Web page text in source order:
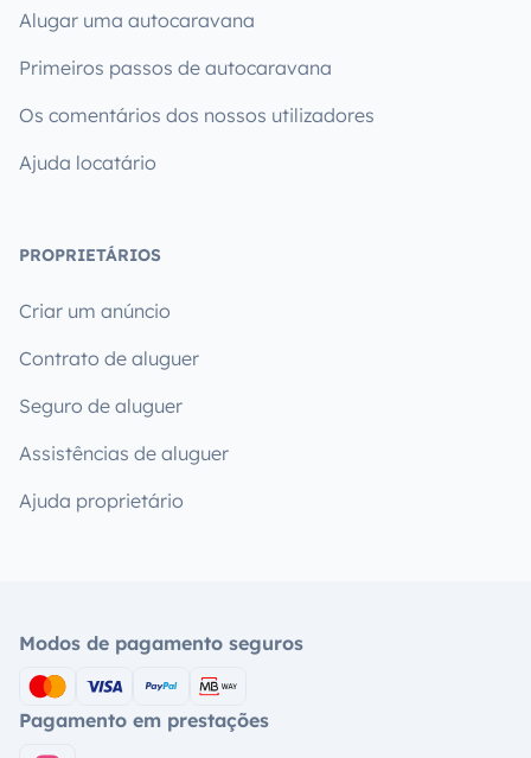
Alugar uma autocaravana
Primeiros passos de autocaravana
Os comentários dos nossos utilizadores
Ajuda locatário
PROPRIETÁRIOS
Criar um anúncio
Contrato de aluguer
Seguro de aluguer
Assistências de aluguer
Ajuda proprietário
Modos de pagamento seguros
Pagamento em prestações